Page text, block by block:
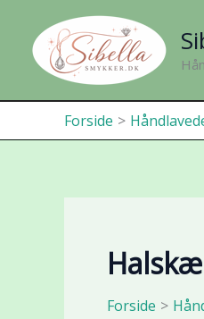
indholdet
Forside
Forside